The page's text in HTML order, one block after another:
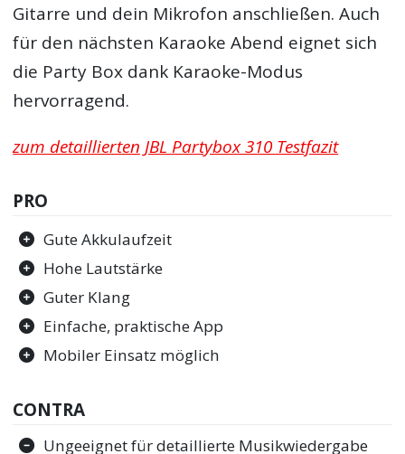
Gitarre und dein Mikrofon anschließen. Auch
für den nächsten Karaoke Abend eignet sich
die Party Box dank Karaoke-Modus
hervorragend.
zum detaillierten JBL Partybox 310 Testfazit
PRO
Gute Akkulaufzeit
Hohe Lautstärke
Guter Klang
Einfache, praktische App
Mobiler Einsatz möglich
CONTRA
Ungeeignet für detaillierte Musikwiedergabe